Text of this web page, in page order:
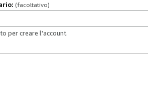
(facoltativo)
per creare l'account.